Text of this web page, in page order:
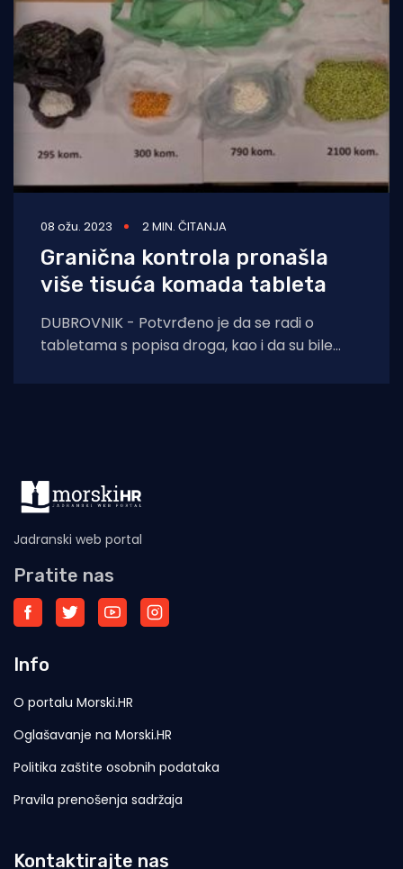
08 ožu. 2023 2 MIN. ČITANJA
Granična kontrola pronašla
više tisuća komada tableta
DUBROVNIK - Potvrđeno je da se radi o
tabletama s popisa droga, kao i da su bile
Jadranski web portal
Pratite nas
Info
O portalu Morski.HR
Oglašavanje na Morski.HR
Politika zaštite osobnih podataka
Pravila prenošenja sadržaja
Kontaktirajte nas